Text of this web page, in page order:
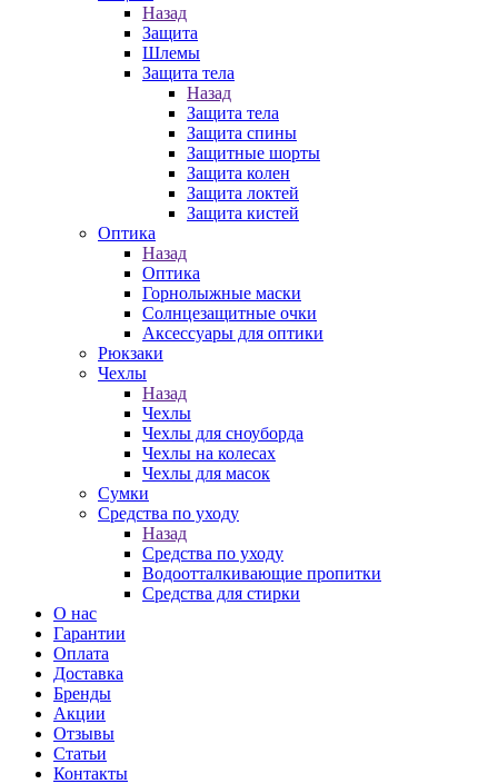
Назад
Защита
Шлемы
Защита тела
Назад
Защита тела
Защита спины
Защитные шорты
Защита колен
Защита локтей
Защита кистей
Оптика
Назад
Оптика
Горнолыжные маски
Солнцезащитные очки
Аксессуары для оптики
Рюкзаки
Чехлы
Назад
Чехлы
Чехлы для сноуборда
Чехлы на колесах
Чехлы для масок
Сумки
Средства по уходу
Назад
Средства по уходу
Водоотталкивающие пропитки
Средства для стирки
О нас
Гарантии
Оплата
Доставка
Бренды
Акции
Отзывы
Статьи
Контакты